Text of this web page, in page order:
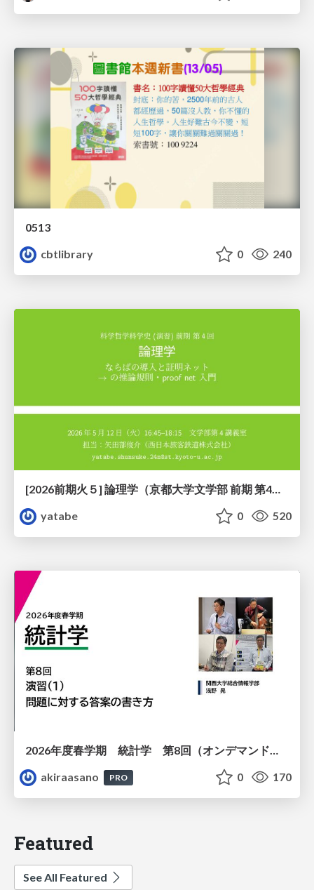
0513
cbtlibrary
0 240
yatabe
0 520
2026年度春学期 統計学 第8回（オンデマンド配信回） 演習（１）・問題に対する答案の書き方 (2026. 5. 21)
akiraasano
PRO 0 170
Featured
See All Featured